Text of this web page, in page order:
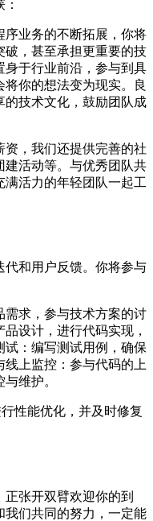
序业务的不断拓展，你将
破，甚至承担更重要的技
身于行业前沿，参与到具
你的想法变为现实。良
的技术文化，鼓励团队成
资，我们还提供完善的社
建活动等。与优秀团队共
活力的年轻团队一起工
代和用户反馈。你将参与
需求，参与技术方案的讨
设计，进行代码实现，
：编写测试用例，确保
上监控：参与代码的上
维护。
性能优化，并及时修复
张开双臂欢迎你的到
我们共同的努力，一定能